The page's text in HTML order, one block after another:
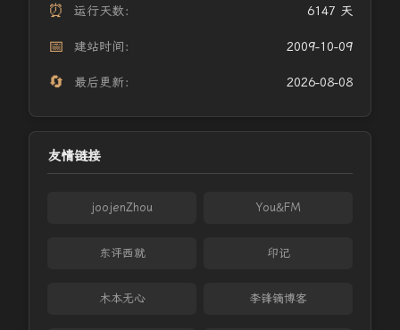
⏰ 运行天数： 6147 天
📅 建站时间： 2009-10-09
🔄 最后更新： 2026-08-08
友情链接
joojenZhou You&FM
东评西就 印记
木本无心 李锋镝博客